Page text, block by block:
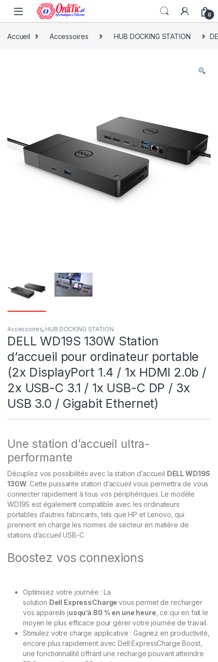
0
Accueil Accessoires HUB DOCKING STATION
Accessoires, HUB DOCKING STATION
DELL WD19S 130W Station
d’accueil pour ordinateur portable
(2x DisplayPort 1.4 / 1x HDMI 2.0b /
2x USB-C 3.1 / 1x USB-C DP / 3x
USB 3.0 / Gigabit Ethernet)
Une station d’accueil ultra-
performante
Décuplez vos possibilités avec la station d’accueil
DELL WD19S
130W. Cette puissante station d’accueil vous permettra de vous
connecter rapidement à tous vos périphériques. Le modèle
WD19S est également compatible avec les ordinateurs
portables d’autres fabricants, tels que HP et Lenovo, qui
prennent en charge les normes de secteur en matière de
stations d’accueil USB-C
Boostez vos connexions
Optimisez votre journée : La
solution Dell ExpressChargevous permet de recharger
vos appareils jusqu’à 80 % en une heure, ce qui en fait le
moyen le plus efficace pour gérer votre journée de travail.
Stimulez votre charge applicative : Gagnez en productivité,
encore plus rapidement avec Dell ExpressCharge Boost,
une fonctionnalité offrant une recharge pouvant atteindre